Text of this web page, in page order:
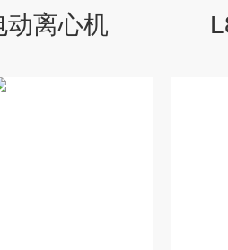
动离心机